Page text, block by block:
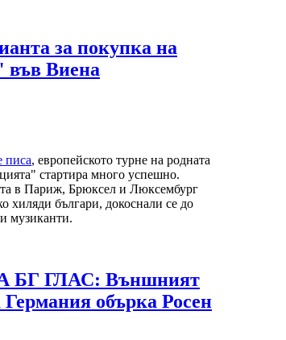
за покупка на
във Виена
писа, европейското турне на родната
стартира много успешно.
в Париж, Брюксел и Люксембург
хиляди българи, докоснали се до
музиканти.
ГЛАС: Външният
обърка Росен